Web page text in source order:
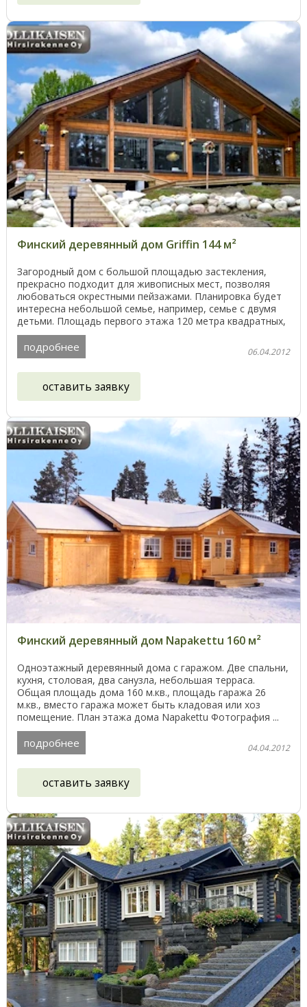
Финский деревянный дом Griffin 144 м²
Загородный дом с большой площадью застекления,
прекрасно подходит для живописных мест, позволяя
любоваться окрестными пейзажами. Планировка будет
интересна небольшой семье, например, семье с двумя
детьми. Площадь первого этажа 120 метра квадратных,
...
подробнее 06.04.2012
оставить заявку
Финский деревянный дом Napakettu 160 м²
Одноэтажный деревянный дома с гаражом. Две спальни,
кухня, столовая, два санузла, небольшая терраса.
Общая площадь дома 160 м.кв., площадь гаража 26
м.кв., вместо гаража может быть кладовая или хоз
помещение. План этажа дома Napakettu Фотография ...
подробнее 04.04.2012
оставить заявку